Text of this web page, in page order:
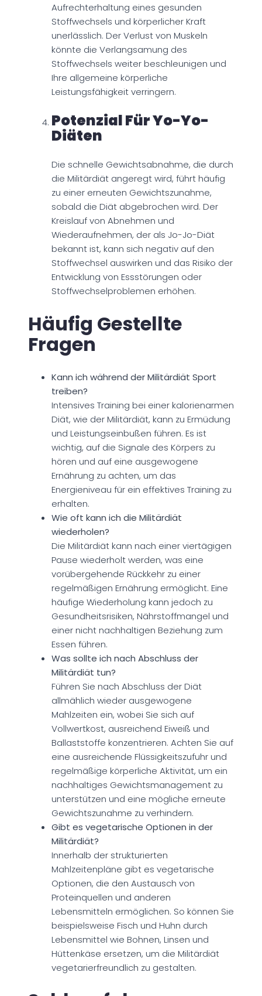
Aufrechterhaltung eines gesunden
Stoffwechsels und körperlicher Kraft
unerlässlich. Der Verlust von Muskeln
könnte die Verlangsamung des
Stoffwechsels weiter beschleunigen und
Ihre allgemeine körperliche
Leistungsfähigkeit verringern.
Potenzial Für Yo-Yo-
Diäten
Die schnelle Gewichtsabnahme, die durch
die Militärdiät angeregt wird, führt häufig
zu einer erneuten Gewichtszunahme,
sobald die Diät abgebrochen wird. Der
Kreislauf von Abnehmen und
Wiederaufnehmen, der als Jo-Jo-Diät
bekannt ist, kann sich negativ auf den
Stoffwechsel auswirken und das Risiko der
Entwicklung von Essstörungen oder
Stoffwechselproblemen erhöhen.
Häufig Gestellte
Fragen
Kann ich während der Militärdiät Sport
treiben?
Intensives Training bei einer kalorienarmen
Diät, wie der Militärdiät, kann zu Ermüdung
und Leistungseinbußen führen. Es ist
wichtig, auf die Signale des Körpers zu
hören und auf eine ausgewogene
Ernährung zu achten, um das
Energieniveau für ein effektives Training zu
erhalten.
Wie oft kann ich die Militärdiät
wiederholen?
Die Militärdiät kann nach einer viertägigen
Pause wiederholt werden, was eine
vorübergehende Rückkehr zu einer
regelmäßigen Ernährung ermöglicht. Eine
häufige Wiederholung kann jedoch zu
Gesundheitsrisiken, Nährstoffmangel und
einer nicht nachhaltigen Beziehung zum
Essen führen.
Was sollte ich nach Abschluss der
Militärdiät tun?
Führen Sie nach Abschluss der Diät
allmählich wieder ausgewogene
Mahlzeiten ein, wobei Sie sich auf
Vollwertkost, ausreichend Eiweiß und
Ballaststoffe konzentrieren. Achten Sie auf
eine ausreichende Flüssigkeitszufuhr und
regelmäßige körperliche Aktivität, um ein
nachhaltiges Gewichtsmanagement zu
unterstützen und eine mögliche erneute
Gewichtszunahme zu verhindern.
Gibt es vegetarische Optionen in der
Militärdiät?
Innerhalb der strukturierten
Mahlzeitenpläne gibt es vegetarische
Optionen, die den Austausch von
Proteinquellen und anderen
Lebensmitteln ermöglichen. So können Sie
beispielsweise Fisch und Huhn durch
Lebensmittel wie Bohnen, Linsen und
Hüttenkäse ersetzen, um die Militärdiät
vegetarierfreundlich zu gestalten.